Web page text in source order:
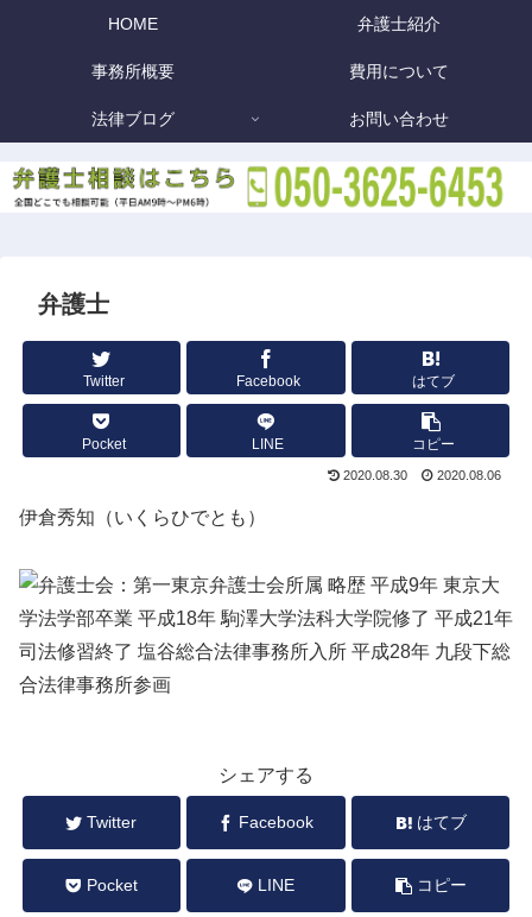
HOME 弁護士紹介
事務所概要 費用について
法律ブログ お問い合わせ
弁護士
Twitter Facebook はてブ
Pocket LINE コピー
2020.08.30 2020.08.06
伊倉秀知（いくらひでとも）
シェアする
Twitter Facebook はてブ
Pocket LINE コピー